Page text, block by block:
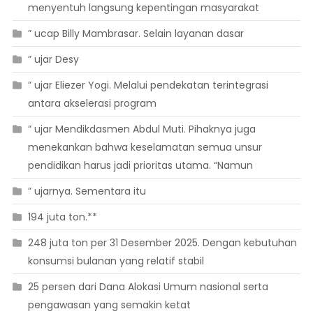
menyentuh langsung kepentingan masyarakat
” ucap Billy Mambrasar. Selain layanan dasar
” ujar Desy
” ujar Eliezer Yogi. Melalui pendekatan terintegrasi
antara akselerasi program
” ujar Mendikdasmen Abdul Muti. Pihaknya juga
menekankan bahwa keselamatan semua unsur
pendidikan harus jadi prioritas utama. “Namun
” ujarnya. Sementara itu
194 juta ton.**
248 juta ton per 31 Desember 2025. Dengan kebutuhan
konsumsi bulanan yang relatif stabil
25 persen dari Dana Alokasi Umum nasional serta
pengawasan yang semakin ketat